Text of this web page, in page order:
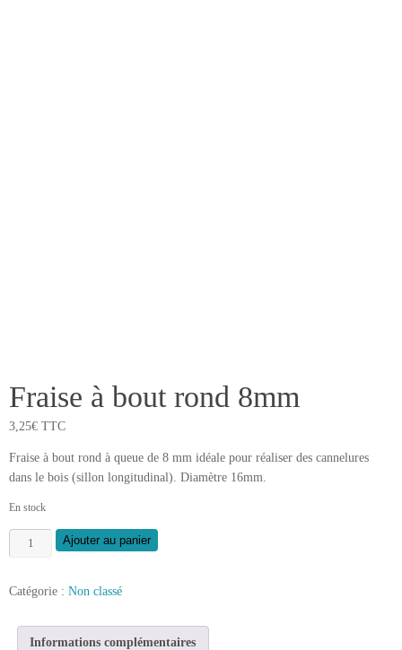
Fraise à bout rond 8mm
3,25€ TTC
Fraise à bout rond à queue de 8 mm idéale pour réaliser des cannelures
dans le bois (sillon longitudinal). Diamètre 16mm.
En stock
quantité
de
à
rond
Ajouter au panier
Catégorie : Non classé
Informations complémentaires